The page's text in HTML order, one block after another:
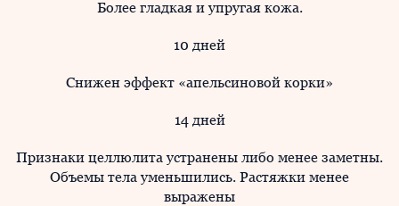
Более гладкая и упругая кожа.
10 дней
Снижен эффект «апельсиновой корки»
14 дней
Признаки целлюлита устранены либо менее заметны.
Объемы тела уменьшились. Растяжки менее
выражены